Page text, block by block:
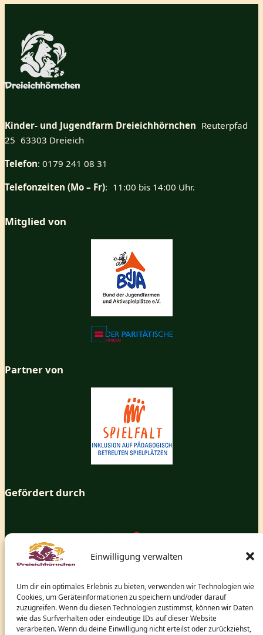
Einwilligung verwalten
Um dir ein optimales Erlebnis zu bieten, verwenden wir Technologien wie
Cookies, um Geräteinformationen zu speichern und/oder darauf
zuzugreifen. Wenn du diesen Technologien zustimmst, können wir Daten
wie das Surfverhalten oder eindeutige IDs auf dieser Website
verarbeiten. Wenn du deine Einwilligung nicht erteilst oder zurückziehst,
Kinder- und Jugendfarm Dreieichhörnchen Reuterpfad
25 63303 Dreieich
Telefon: 0179 241 08 31
Telefonzeiten (Mo – Fr): 11:00 bis 14:00 Uhr.
Mitglied von
Partner von
Gefördert durch